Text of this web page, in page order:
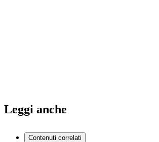
Leggi anche
Contenuti correlati